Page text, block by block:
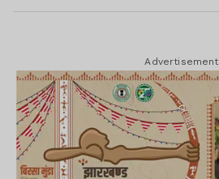
Advertisement